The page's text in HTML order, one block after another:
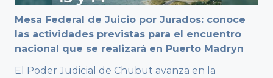
Mesa Federal de Juicio por Jurados: conoce
las actividades previstas para el encuentro
nacional que se realizará en Puerto Madryn
El Poder Judicial de Chubut avanza en la